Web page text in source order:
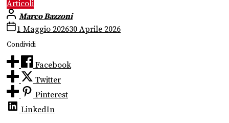
Articoli
Marco Bazzoni
1 Maggio 202630 Aprile 2026
Condividi
Facebook
Twitter
Pinterest
LinkedIn